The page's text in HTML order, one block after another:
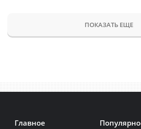
ПОКАЗАТЬ ЕЩЕ
Главное